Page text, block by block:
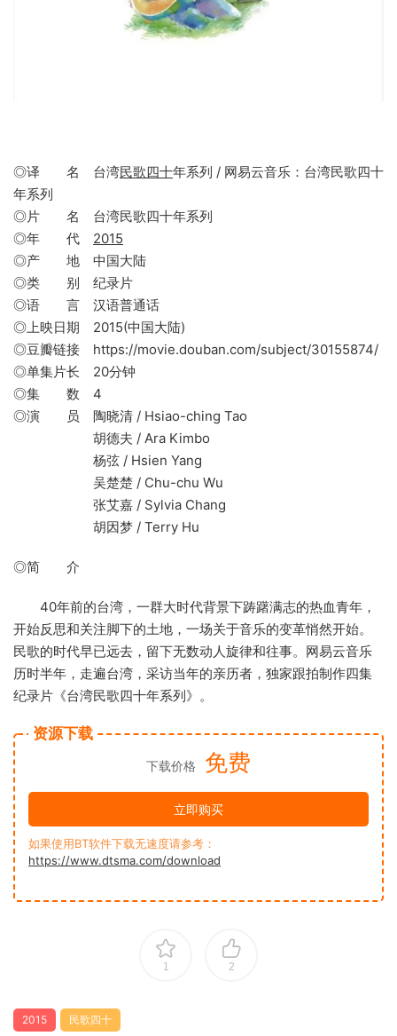
◎译 名 台湾民歌四十年系列 / 网易云音乐：台湾民歌四十
年系列
◎片 名 台湾民歌四十年系列
◎年 代 2015
◎产 地 中国大陆
◎类 别 纪录片
◎语 言 汉语普通话
◎上映日期 2015(中国大陆)
◎豆瓣链接 https://movie.douban.com/subject/30155874/
◎单集片长 20分钟
◎集 数 4
◎演 员 陶晓清 / Hsiao-ching Tao
胡德夫 / Ara Kimbo
杨弦 / Hsien Yang
吴楚楚 / Chu-chu Wu
张艾嘉 / Sylvia Chang
胡因梦 / Terry Hu
◎简 介
40年前的台湾，一群大时代背景下踌躇满志的热血青年，
开始反思和关注脚下的土地，一场关于音乐的变革悄然开始。
民歌的时代早已远去，留下无数动人旋律和往事。网易云音乐
历时半年，走遍台湾，采访当年的亲历者，独家跟拍制作四集
纪录片《台湾民歌四十年系列》。
资源下载
下载价格 免费
立即购买
如果使用BT软件下载无速度请参考：
https://www.dtsma.com/download
1 2
2015 民歌四十